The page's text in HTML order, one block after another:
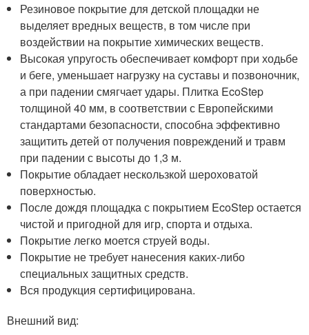
Резиновое покрытие для детской площадки не
выделяет вредных веществ, в том числе при
воздействии на покрытие химических веществ.
Высокая упругость обеспечивает комфорт при ходьбе
и беге, уменьшает нагрузку на суставы и позвоночник,
а при падении смягчает удары. Плитка EcoStep
толщиной 40 мм, в соответствии с Европейскими
стандартами безопасности, способна эффективно
защитить детей от получения повреждений и травм
при падении с высоты до 1,3 м.
Покрытие обладает нескользкой шероховатой
поверхностью.
После дождя площадка с покрытием EcoStep остается
чистой и пригодной для игр, спорта и отдыха.
Покрытие легко моется струей воды.
Покрытие не требует нанесения каких-либо
специальных защитных средств.
Вся продукция сертифицирована.
Внешний вид: